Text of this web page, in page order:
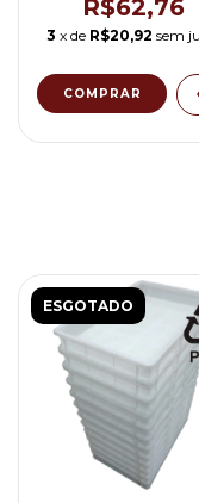
R$62,76
3 x de R$20,92 sem
ESGOTADO